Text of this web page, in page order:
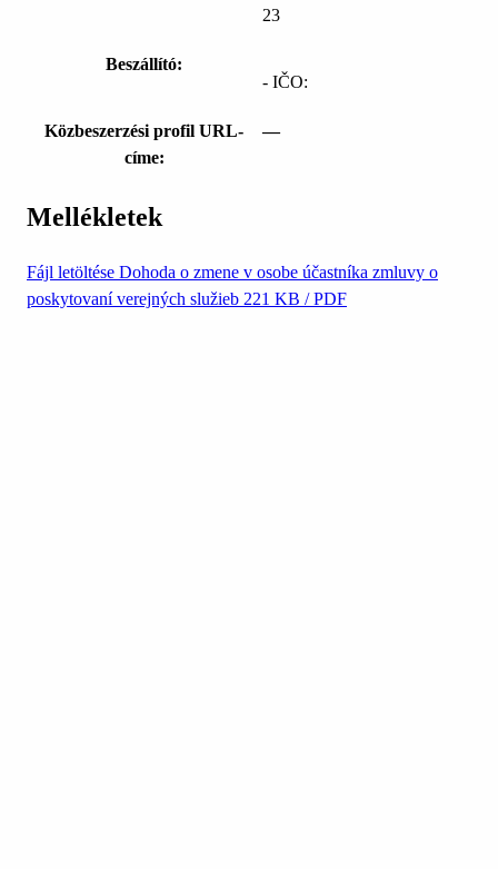
23
Beszállító:
- IČO:
Közbeszerzési profil URL-
címe:
—
Mellékletek
Fájl letöltése Dohoda o zmene v osobe účastníka zmluvy o
poskytovaní verejných služieb 221 KB / PDF